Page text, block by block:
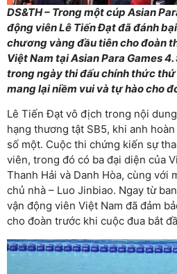
DS&TH – Trong một cúp Asian
động viên Lê Tiến Đạt đã đánh
chương vàng đầu tiên cho đoàn
Việt Nam tại Asian Para Games
trong ngày thi đấu chính thức thứ
mang lại niềm vui và tự hào cho
Lê Tiến Đạt vô địch trong nội
hạng thương tật SB5, khi anh
số một. Cuộc thi chứng kiến sự
viên, trong đó có ba đại diện của
Thanh Hải và Danh Hòa, cùng với
chủ nhà – Luo Jinbiao. Ngay từ
vận động viên Việt Nam đã đảm
cho đoàn trước khi cuộc đua bắt